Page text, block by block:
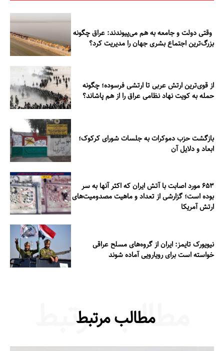
وقتی دولت و جامعه به هم می‌پیوندند: عراق چگونه
بزرگ‌ترین اجتماع بشری جهان را مدیریت کرد؟
از قوی‌ترین ارتش عربی تا ارتشی فرسوده؛ چگونه
حمله به کویت نهاد نظامی عراق را از هم پاشاند؟
بازگشت حزب دموکرات به جلسات شورای کرکوک؛
ابعاد و دلایل آن
۶۵۳ مورد اصابت با آتش ایران که اکثر آنها به سر
بوده است؛ گزارشی از تعداد و ماهیت مصدومیت‌های
ارتش آمریکا
نیویورک تایمز: ایران از گروه‌های مسلح عراقی
خواسته است برای رویارویی آماده شوند
مطالب مرتبط
مطالب مرتبط